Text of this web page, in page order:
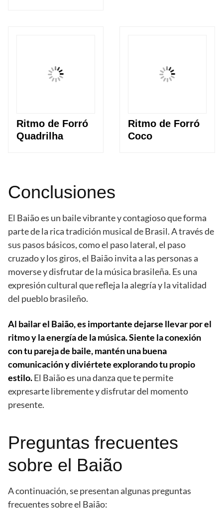
Ritmo de Forró
Quadrilha
Ritmo de Forró
Coco
Conclusiones
El Baião es un baile vibrante y contagioso que forma
parte de la rica tradición musical de Brasil. A través de
sus pasos básicos, como el paso lateral, el paso
cruzado y los giros, el Baião invita a las personas a
moverse y disfrutar de la música brasileña. Es una
expresión cultural que refleja la alegría y la vitalidad
del pueblo brasileño.
Al bailar el Baião, es importante dejarse llevar por el
ritmo y la energía de la música. Siente la conexión
con tu pareja de baile, mantén una buena
comunicación y diviértete explorando tu propio
estilo.El Baião es una danza que te permite
expresarte libremente y disfrutar del momento
presente.
Preguntas frecuentes
sobre el Baião
A continuación, se presentan algunas preguntas
frecuentes sobre el Baião: